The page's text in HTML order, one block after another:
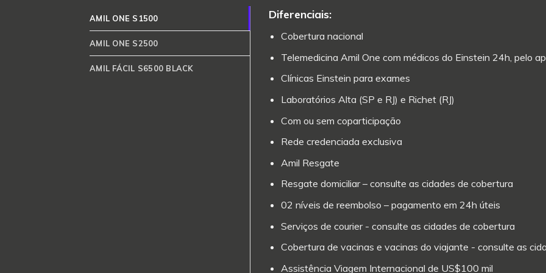
AMIL ONE S1500
AMIL ONE S2500
AMIL FÁCIL S6500 BLACK
Diferenciais:
Cobertura nacional
Telemedicina Amil One com médicos do Einstein 24h, pelo
Clínicas Einstein para exames
Laboratórios Alta (SP e RJ) e Richet (RJ)
Com ou sem coparticipação
Rede credenciada exclusiva
Amil Resgate
Resgate domiciliar – consulte as cidades de cobertura
02 níveis de reembolso – pagamento em 24h úteis
Serviços de courier - consulte as cidades de cobertura
Cobertura de vacinas e vacinas do viajante - consulte as
Assistência Viagem Internacional de US$100 mil